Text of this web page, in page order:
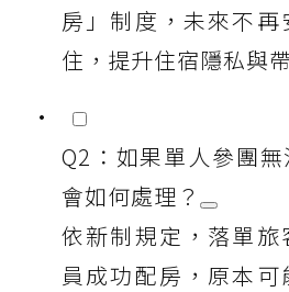
房」制度，未來不
住，提升住宿隱私與
Q2：如果單人參團
會如何處理？
依新制規定，落單
員成功配房，原本